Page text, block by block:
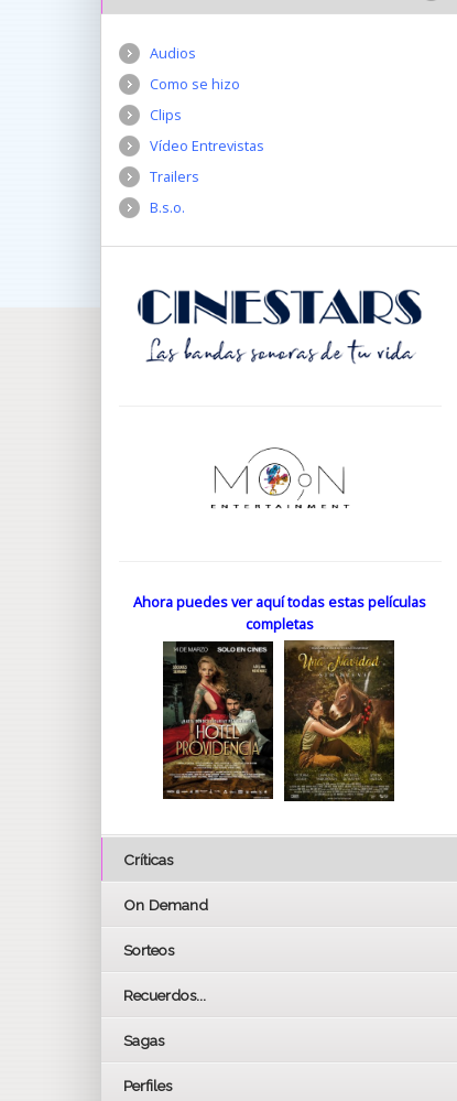
Audios
Como se hizo
Clips
Vídeo Entrevistas
Trailers
B.s.o.
Ahora puedes ver aquí todas estas películas
completas
Críticas
On Demand
Sorteos
Recuerdos...
Sagas
Perfiles